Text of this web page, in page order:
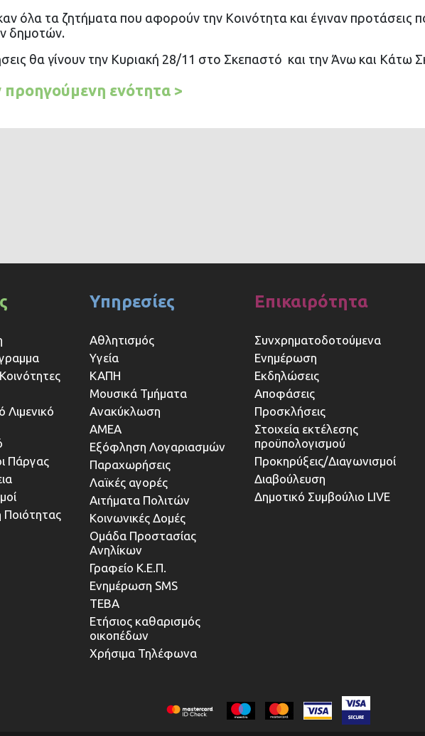
όλα τα ζητήματα που αφορούν την Κοινότητα και έγιναν προτάσεις
δημοτών.
θα γίνουν την Κυριακή 28/11 στο Σκεπαστό και την Άνω και Κάτω
ενότητα >
Λιμενικό
Πάργας
Ποιότητας
Υπηρεσίες
Αθλητισμός
Υγεία
ΚΑΠΗ
Μουσικά Τμήματα
Ανακύκλωση
ΑΜΕΑ
Εξόφληση Λογαριασμών
Παραχωρήσεις
Λαϊκές αγορές
Αιτήματα Πολιτών
Κοινωνικές Δομές
Ομάδα Προστασίας
Ανηλίκων
Γραφείο Κ.Ε.Π.
Ενημέρωση SMS
ΤΕΒΑ
Ετήσιος καθαρισμός
οικοπέδων
Χρήσιμα Τηλέφωνα
Επικαιρότητα
Συνχρηματοδοτούμενα
Ενημέρωση
Εκδηλώσεις
Αποφάσεις
Προσκλήσεις
Στοιχεία εκτέλεσης
προϋπολογισμού
Προκηρύξεις/Διαγωνισμοί
Διαβούλευση
Δημοτικό Συμβούλιο LIVE